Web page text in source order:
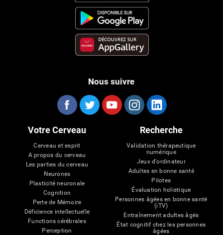
Nous suivre
Votre Cerveau
Cerveau et esprit
A propos du cerveau
Les parties du cerveau
Neurones
Plasticité neuronale
Cognition
Perte de Mémoire
Déficience intellectuelle
Functions cérébrales
Perception
Recherche
Validation thérapeutique
numérique
Jeux d'ordinateur
Adultes en bonne santé
Pilotes
Évaluation holistique
Personnes âgées en bonne santé
(iTV)
Entraînement adultes âgés
État cognitif chez les personnes
âgées